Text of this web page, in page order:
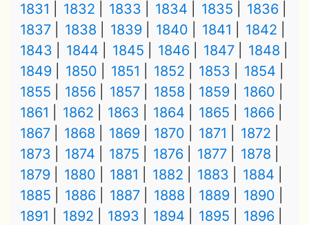
1831
1832 1833 1834 1835
1836
1837
1838 1839 1840 1841
1842
1843
1844 1845 1846 1847
1848
1849
1850 1851 1852 1853
1854
1855
1856 1857 1858 1859
1860
1861
1862 1863 1864 1865
1866
1867
1868 1869 1870 1871
1872
1873
1874 1875 1876 1877
1878
1879
1880 1881 1882 1883
1884
1885
1886 1887 1888 1889
1890
1891
1892 1893 1894 1895
1896